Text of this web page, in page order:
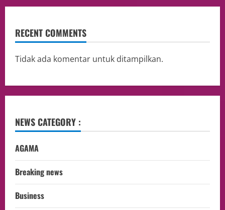
RECENT COMMENTS
Tidak ada komentar untuk ditampilkan.
NEWS CATEGORY :
AGAMA
Breaking news
Business